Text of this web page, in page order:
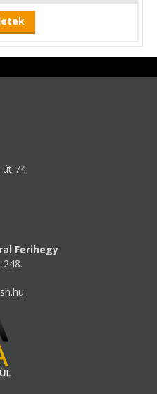
74.
Ferihegy
248.